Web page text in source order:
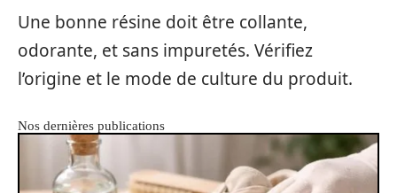
Une bonne résine doit être collante,
odorante, et sans impuretés. Vérifiez
l’origine et le mode de culture du produit.
Nos dernières publications